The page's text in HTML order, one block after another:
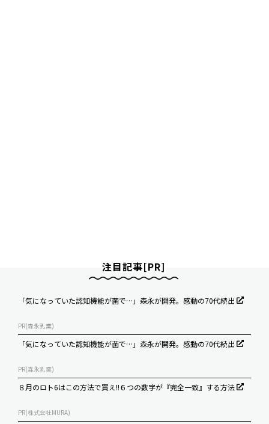
注目記事[PR]
「気になっていた認知機能が菌で…」森永が開発。感動の70代続出
PR(森永乳業)
「気になっていた認知機能が菌で…」森永が開発。感動の70代続出
PR(森永乳業)
８月のロト6はこの方法で買え!!６つの数字が『完全一致』する方法
PR(株式会社MURA)